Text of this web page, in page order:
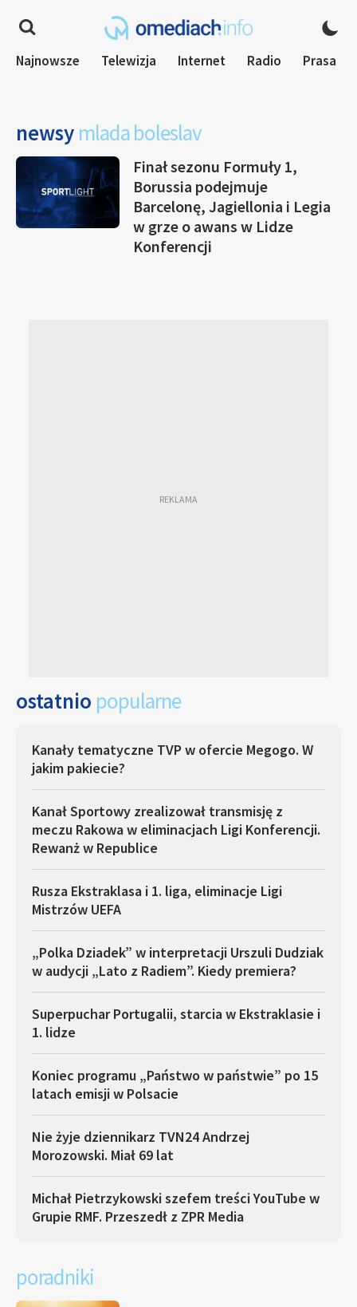
Najnowsze Telewizja Internet Radio Prasa
newsy mlada boleslav
Finał sezonu Formuły 1,
Borussia podejmuje
Barcelonę, Jagiellonia i Legia
w grze o awans w Lidze
Konferencji
ostatnio popularne
Kanały tematyczne TVP w ofercie Megogo. W
jakim pakiecie?
Kanał Sportowy zrealizował transmisję z
meczu Rakowa w eliminacjach Ligi Konferencji.
Rewanż w Republice
Rusza Ekstraklasa i 1. liga, eliminacje Ligi
Mistrzów UEFA
„Polka Dziadek” w interpretacji Urszuli Dudziak
w audycji „Lato z Radiem”. Kiedy premiera?
Superpuchar Portugalii, starcia w Ekstraklasie i
1. lidze
Koniec programu „Państwo w państwie” po 15
latach emisji w Polsacie
Nie żyje dziennikarz TVN24 Andrzej
Morozowski. Miał 69 lat
Michał Pietrzykowski szefem treści YouTube w
Grupie RMF. Przeszedł z ZPR Media
poradniki